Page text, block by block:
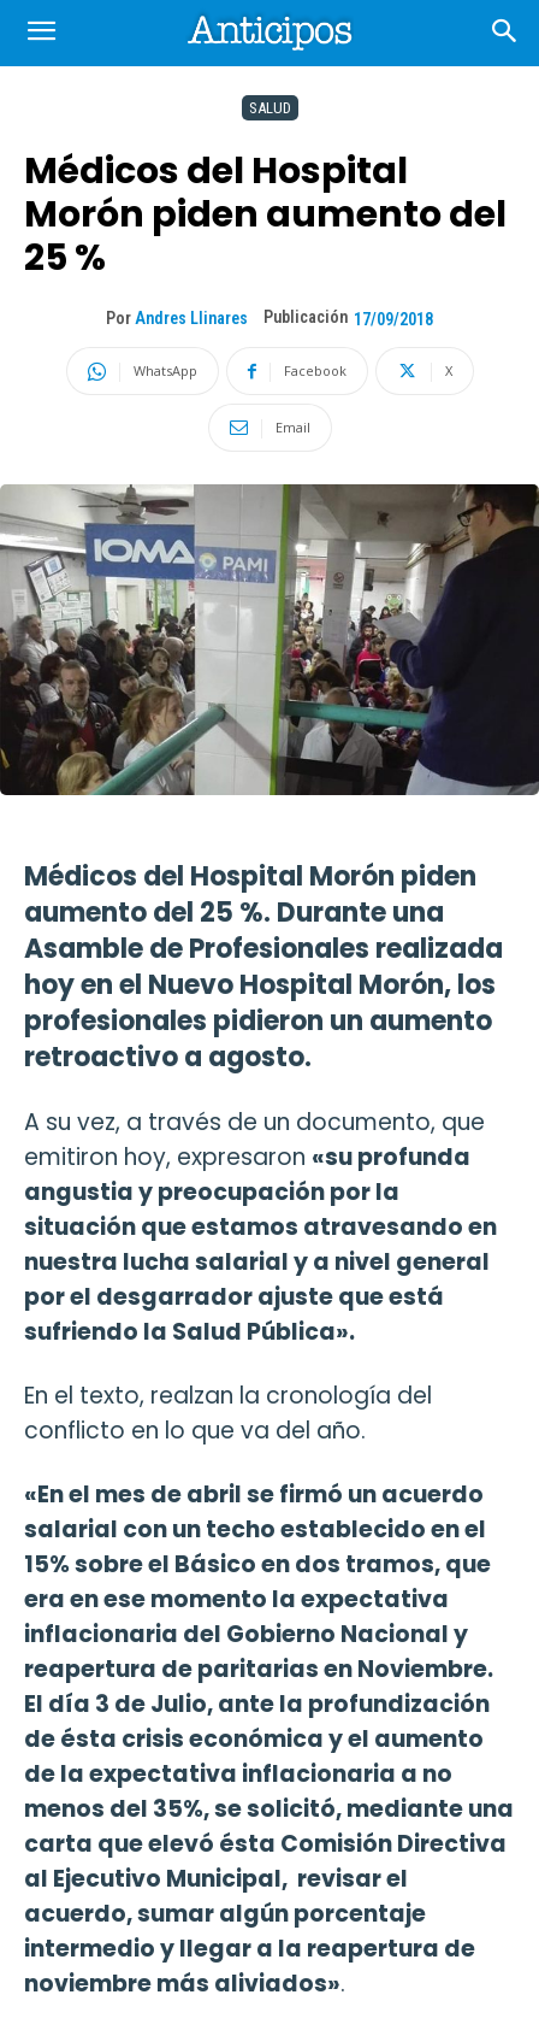
SALUD
Médicos del Hospital
Morón piden aumento del
25 %
Por Andres Llinares Publicación 17/09/2018
WhatsApp Facebook X
Email
Médicos del Hospital Morón piden
aumento del 25 %. Durante una
Asamble de Profesionales realizada
hoy en el Nuevo Hospital Morón, los
profesionales pidieron un aumento
retroactivo a agosto.
A su vez, a través de un documento, que
emitiron hoy, expresaron «su profunda
angustia y preocupación por la
situación que estamos atravesando en
nuestra lucha salarial y a nivel general
por el desgarrador ajuste que está
sufriendo la Salud Pública».
En el texto, realzan la cronología del
conflicto en lo que va del año.
«En el mes de abril se firmó un acuerdo
salarial con un techo establecido en el
15% sobre el Básico en dos tramos, que
era en ese momento la expectativa
inflacionaria del Gobierno Nacional y
reapertura de paritarias en Noviembre.
El día 3 de Julio, ante la profundización
de ésta crisis económica y el aumento
de la expectativa inflacionaria a no
menos del 35%, se solicitó, mediante una
carta que elevó ésta Comisión Directiva
al Ejecutivo Municipal, revisar el
acuerdo, sumar algún porcentaje
intermedio y llegar a la reapertura de
noviembre más aliviados».